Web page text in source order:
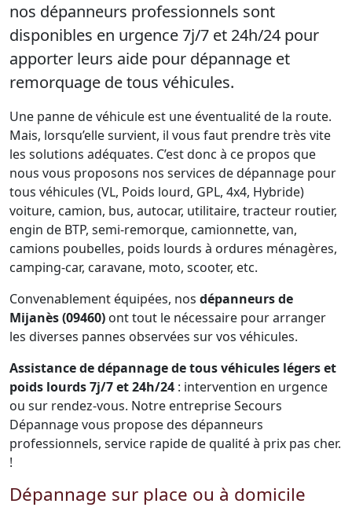
nos dépanneurs professionnels sont
disponibles en urgence 7j/7 et 24h/24 pour
apporter leurs aide pour dépannage et
remorquage de tous véhicules.
Une panne de véhicule est une éventualité de la route.
Mais, lorsqu’elle survient, il vous faut prendre très vite
les solutions adéquates. C’est donc à ce propos que
nous vous proposons nos services de dépannage pour
tous véhicules (VL, Poids lourd, GPL, 4x4, Hybride)
voiture, camion, bus, autocar, utilitaire, tracteur routier,
engin de BTP, semi-remorque, camionnette, van,
camions poubelles, poids lourds à ordures ménagères,
camping-car, caravane, moto, scooter, etc.
Convenablement équipées, nos dépanneurs de
Mijanès (09460) ont tout le nécessaire pour arranger
les diverses pannes observées sur vos véhicules.
Assistance de dépannage de tous véhicules légers et
poids lourds 7j/7 et 24h/24 : intervention en urgence
ou sur rendez-vous. Notre entreprise Secours
Dépannage vous propose des dépanneurs
professionnels, service rapide de qualité à prix pas cher.
!
Dépannage sur place ou à domicile